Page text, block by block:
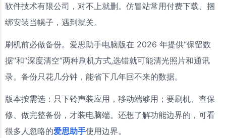
软件技术有限公司，对不上就删。仿冒站常用付费下载、捆
绑安装当幌子，遇到就关。
刷机前必做备份。爱思助手电脑版在 2026 年提供“保留数
据”和“深度清空”两种刷机方式,选错就可能清光照片和通讯
录。备份只花几分钟，能省下几年回不来的数据。
版本按需选：只下铃声装应用，移动端够用；要刷机、查保
修、做完整备份，才装电脑端。还想了解功能边界的，可看
很多人忽略的爱思助手使用边界。